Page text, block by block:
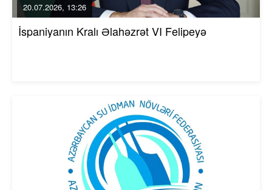
20.07.2026, 13:26
İspaniyanın Kralı Əlahəzrət VI Felipeyə